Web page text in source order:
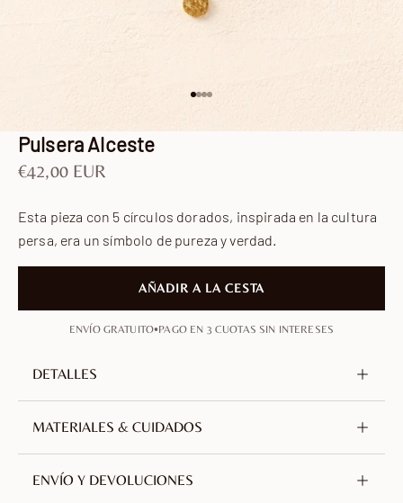
Ir al artículo 1
Ir al artículo 2
Ir al artículo 3
Ir al artículo 4
Pulsera Alceste
Precio de oferta
€42,00 EUR
Esta pieza con 5 círculos dorados, inspirada en la cultura
persa, era un símbolo de pureza y verdad.
AÑADIR A LA CESTA
ENVÍO GRATUITO•PAGO EN 3 CUOTAS SIN INTERESES
DETALLES
Metal
Chapado
Oro de 18 quilates
Altura del colgante
MATERIALES & CUIDADOS
Una aleación de cobre y zinc seleccionada por su
ENVÍO Y DEVOLUCIONES